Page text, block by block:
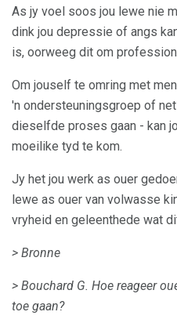
As jy voel soos jou lewe nie
dink jou depressie of angs
is, oorweeg dit om
Om jouself te omring met
'n ondersteuningsgroep of
dieselfde proses gaan - kan
moeilike tyd te kom.
Jy het jou werk as ouer
lewe as ouer van volwasse
vryheid en geleenthede wat
> Bronne
> Bouchard G. Hoe reageer
toe gaan?